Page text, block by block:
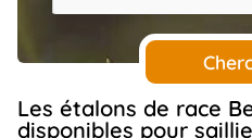
Étalons
Chiens
Les étalons de race Berger Allemand
disponibles pour saillie